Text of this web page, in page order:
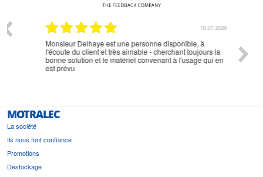
18.07.2026
Monsieur Delhaye est une personne disponible, à
l'écoute du client et très aimable - cherchant toujours la
bonne solution et le matériel convenant à l'usage qui en
est prévu
MOTRALEC
La société
Ils nous font confiance
Promotions
Déstockage